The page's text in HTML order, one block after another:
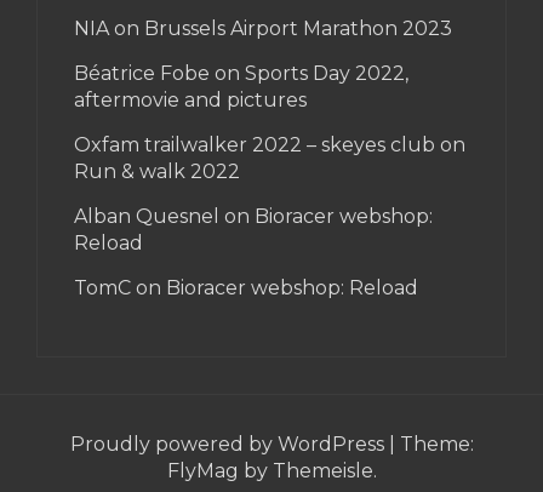
NIA on Brussels Airport Marathon 2023
Béatrice Fobe on Sports Day 2022,
aftermovie and pictures
Oxfam trailwalker 2022 – skeyes club on
Run & walk 2022
Alban Quesnel on Bioracer webshop:
Reload
TomC on Bioracer webshop: Reload
Proudly powered by WordPress
Theme:
FlyMag by Themeisle.